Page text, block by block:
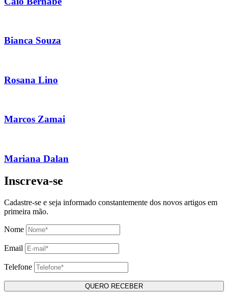
Bianca Souza
Rosana Lino
Marcos Zamai
Mariana Dalan
Inscreva-se
Cadastre-se e seja informado constantemente dos novos artigos em
primeira mão.
Nome
Email
Telefone